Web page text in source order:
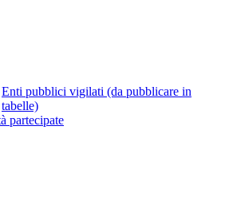
Enti pubblici vigilati (da pubblicare in
tabelle)
partecipate